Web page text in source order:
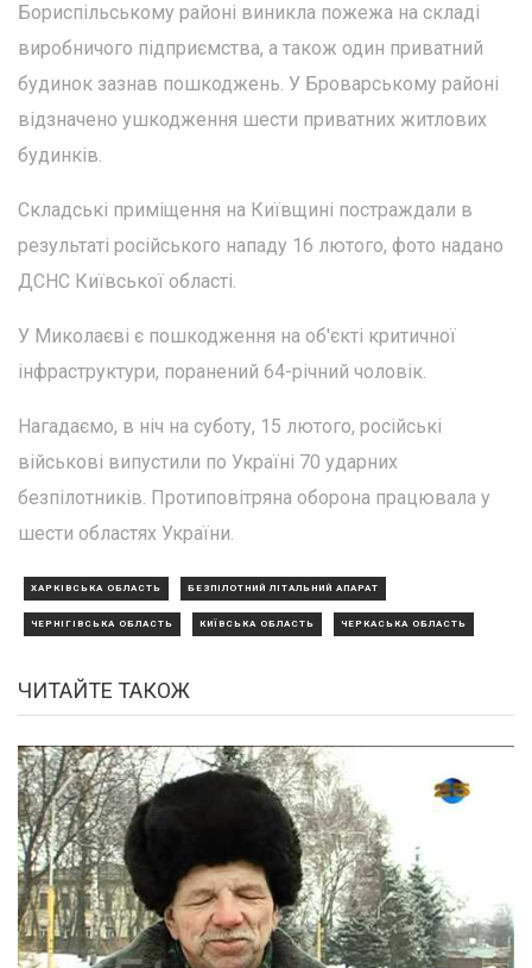
Бориспільському районі виникла пожежа на складі
виробничого підприємства, а також один приватний
будинок зазнав пошкоджень. У Броварському районі
відзначено ушкодження шести приватних житлових
будинків.
Складські приміщення на Київщині постраждали в
результаті російського нападу 16 лютого, фото надано
ДСНС Київської області.
У Миколаєві є пошкодження на об'єкті критичної
інфраструктури, поранений 64-річний чоловік.
Нагадаємо, в ніч на суботу, 15 лютого, російські
військові випустили по Україні 70 ударних
безпілотників. Протиповітряна оборона працювала у
шести областях України.
ХАРКІВСЬКА ОБЛАСТЬ БЕЗПІЛОТНИЙ ЛІТАЛЬНИЙ АПАРАТ
ЧЕРНІГІВСЬКА ОБЛАСТЬ КИЇВСЬКА ОБЛАСТЬ ЧЕРКАСЬКА ОБЛАСТЬ
ЧИТАЙТЕ ТАКОЖ